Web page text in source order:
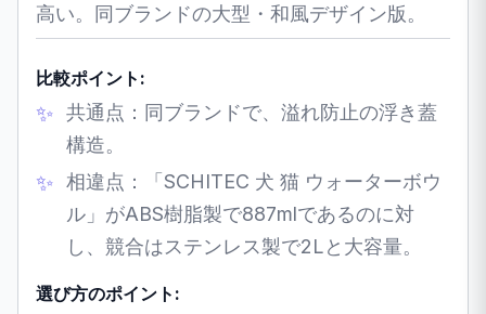
高い。同ブランドの大型・和風デザイン版。
比較ポイント:
共通点：同ブランドで、溢れ防止の浮き蓋
構造。
相違点：「SCHITEC 犬 猫 ウォーターボウ
ル」がABS樹脂製で887mlであるのに対
し、競合はステンレス製で2Lと大容量。
選び方のポイント: